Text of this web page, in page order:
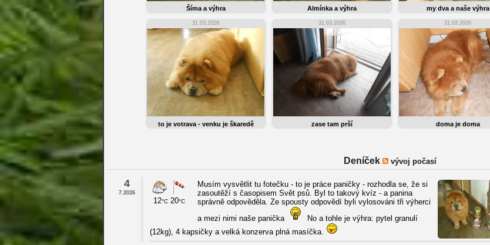
Šíma a výhra Almínka a výhra my dva a naše výhra
31.03.2026
to je votrava - venku je škaredě
31.03.2026
zase tam prší
31.03.2026
doma je doma
Deníček vývoj počasí
4
7.2026
12°C 20°C
Musím vysvětlit tu fotečku - to je práce paničky - rozhodla se, že si
zasoutěží s časopisem Svět psů. Byl to takový kvíz - a panina
správně odpověděla. Ze spousty odpovědí byli vylosováni tři výherci
a mezi nimi naše panička
No a tohle je výhra: pytel granulí
(12kg), 4 kapsičky a velká konzerva plná masíčka.